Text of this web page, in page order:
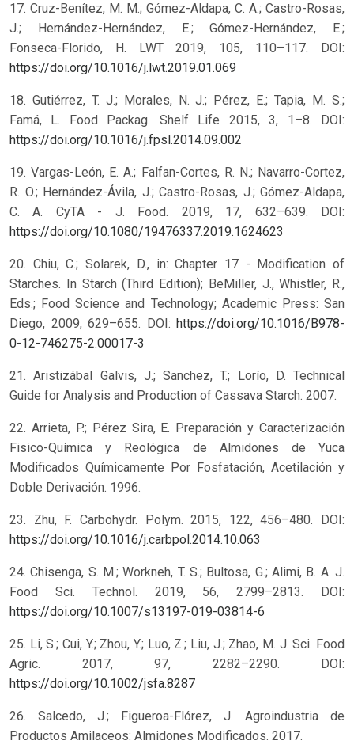
17. Cruz-Benítez, M. M.; Gómez-Aldapa, C. A.; Castro-Rosas,
J.; Hernández-Hernández, E.; Gómez-Hernández, E.;
Fonseca-Florido, H. LWT 2019, 105, 110–117. DOI:
https://doi.org/10.1016/j.lwt.2019.01.069
18. Gutiérrez, T. J.; Morales, N. J.; Pérez, E.; Tapia, M. S.;
Famá, L. Food Packag. Shelf Life 2015, 3, 1–8. DOI:
https://doi.org/10.1016/j.fpsl.2014.09.002
19. Vargas-León, E. A.; Falfan-Cortes, R. N.; Navarro-Cortez,
R. O.; Hernández-Ávila, J.; Castro-Rosas, J.; Gómez-Aldapa,
C. A. CyTA - J. Food. 2019, 17, 632–639. DOI:
https://doi.org/10.1080/19476337.2019.1624623
20. Chiu, C.; Solarek, D., in: Chapter 17 - Modification of
Starches. In Starch (Third Edition); BeMiller, J., Whistler, R.,
Eds.; Food Science and Technology; Academic Press: San
Diego, 2009, 629–655. DOI: https://doi.org/10.1016/B978-
0-12-746275-2.00017-3
21. Aristizábal Galvis, J.; Sanchez, T.; Lorío, D. Technical
Guide for Analysis and Production of Cassava Starch. 2007.
22. Arrieta, P.; Pérez Sira, E. Preparación y Caracterización
Fisico-Química y Reológica de Almidones de Yuca
Modificados Químicamente Por Fosfatación, Acetilación y
Doble Derivación. 1996.
23. Zhu, F. Carbohydr. Polym. 2015, 122, 456–480. DOI:
https://doi.org/10.1016/j.carbpol.2014.10.063
24. Chisenga, S. M.; Workneh, T. S.; Bultosa, G.; Alimi, B. A. J.
Food Sci. Technol. 2019, 56, 2799–2813. DOI:
https://doi.org/10.1007/s13197-019-03814-6
25. Li, S.; Cui, Y.; Zhou, Y.; Luo, Z.; Liu, J.; Zhao, M. J. Sci. Food
Agric. 2017, 97, 2282–2290. DOI:
https://doi.org/10.1002/jsfa.8287
26. Salcedo, J.; Figueroa-Flórez, J. Agroindustria de
Productos Amilaceos: Almidones Modificados. 2017.